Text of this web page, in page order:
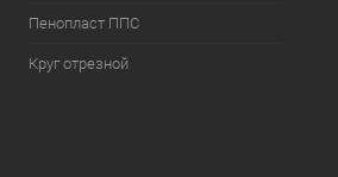
Пенопласт ППС
Круг отрезной